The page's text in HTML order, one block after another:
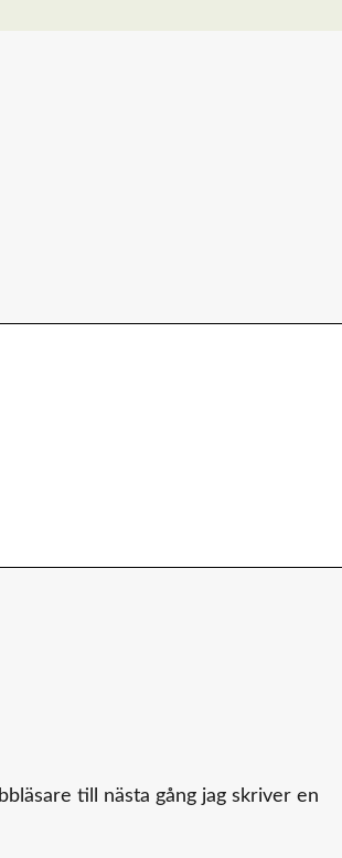
till nästa gång jag skriver en